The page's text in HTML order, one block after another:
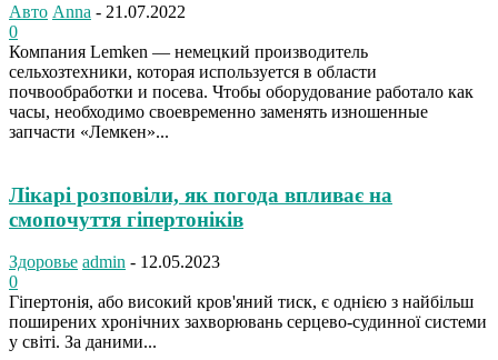
Авто Anna - 21.07.2022
0
Компания Lemken — немецкий производитель
сельхозтехники, которая используется в области
почвообработки и посева. Чтобы оборудование работало как
часы, необходимо своевременно заменять изношенные
запчасти «Лемкен»...
Лікарі розповіли, як погода впливає на
смопочуття гіпертоніків
Здоровье admin - 12.05.2023
0
Гіпертонія, або високий кров'яний тиск, є однією з найбільш
поширених хронічних захворювань серцево-судинної системи
у світі. За даними...